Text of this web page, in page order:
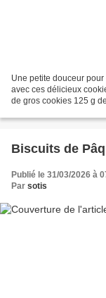
Une petite douceur
avec ces délicieux
de gros cookies 125 g
Biscuits de
Publié le 31/03/2026 à
Par sotis